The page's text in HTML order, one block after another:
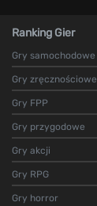
Ranking Gier
Gry samochodowe
Gry zręcznościowe
Gry FPP
Gry przygodowe
Gry akcji
Gry RPG
Gry horror